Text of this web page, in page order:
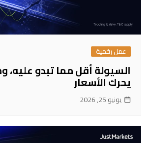
عمل رقمية
السيولة أقل مما تبدو عليه،
يحرك الأسعار
يونيو 25, 2026